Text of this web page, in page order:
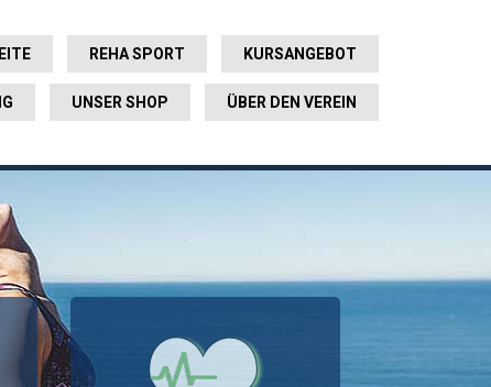
REHA SPORT KURSANGEBOT
UNSER SHOP ÜBER DEN VEREIN